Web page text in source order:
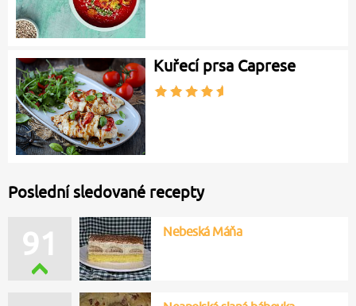
Kuřecí prsa Caprese
Poslední sledované recepty
91 Nebeská Máňa